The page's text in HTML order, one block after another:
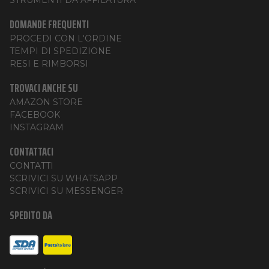
DOMANDE FREQUENTI
PROCEDI CON L'ORDINE
TEMPI DI SPEDIZIONE
RESI E RIMBORSI
TROVACI ANCHE SU
AMAZON STORE
FACEBOOK
INSTAGRAM
CONTATTACI
CONTATTI
SCRIVICI SU WHATSAPP
SCRIVICI SU MESSENGER
SPEDITO DA